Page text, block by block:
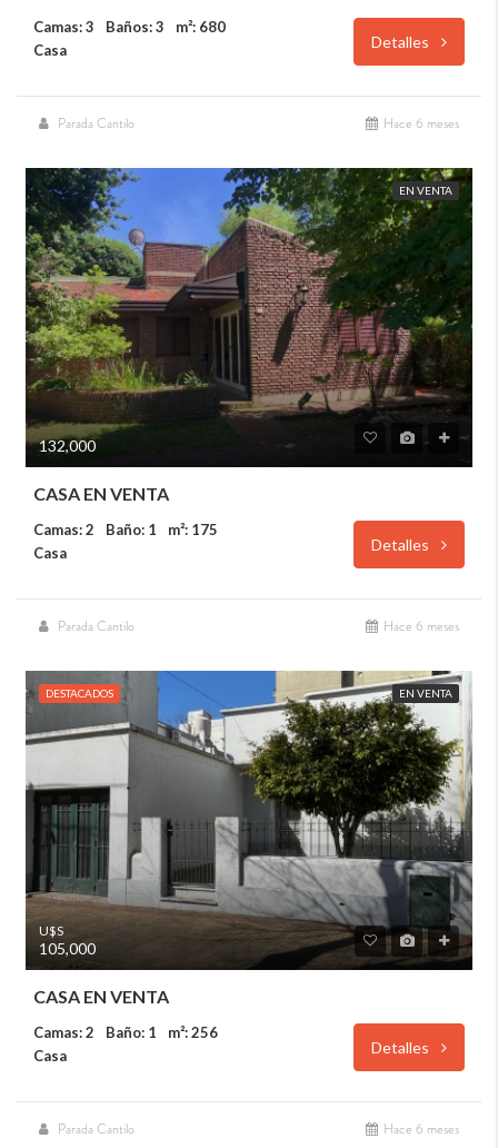
Camas: 3 Baños: 3
m²: 680
Casa
Detalles
Parada Cantilo Hace 6 meses
EN VENTA
132,000
CASA EN VENTA
Camas: 2 Baño: 1
m²: 175
Casa
Detalles
Parada Cantilo Hace 6 meses
DESTACADOS EN VENTA
U$S
105,000
CASA EN VENTA
Camas: 2 Baño: 1
m²: 256
Casa
Detalles
Parada Cantilo Hace 6 meses